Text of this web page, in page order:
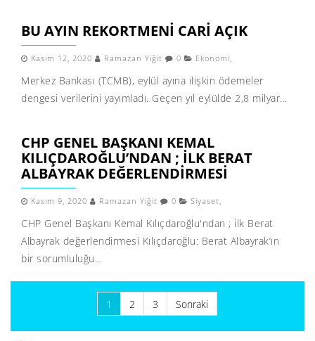
BU AYIN REKORTMENI CARI AÇIK
Kasım 12, 2020 Ramazan Yiğit 0 Ekonomi,
Merkez Bankası (TCMB), eylül ayına ilişkin ödemeler
dengesi verilerini yayımladı. Geçen yıl eylülde 2,8 milyar...
CHP GENEL BAŞKANI KEMAL
KILIÇDAROĞLU’NDAN ; ILK BERAT
ALBAYRAK DEĞERLENDIRMESI
Kasım 9, 2020 Ramazan Yiğit 0 Siyaset,
CHP Genel Başkanı Kemal Kılıçdaroğlu'ndan ; ilk Berat
Albayrak değerlendirmesi Kılıçdaroğlu: Berat Albayrak’ın
bir sorumluluğu...
sayfalaması
1 2 3 Sonraki